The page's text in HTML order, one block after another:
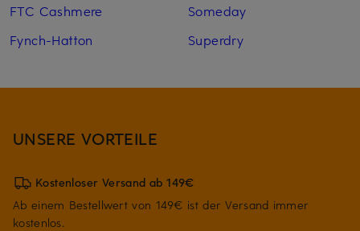
FTC Cashmere
Fynch-Hatton
Someday
Superdry
UNSERE VORTEILE
Kostenloser Versand ab 149€
Ab einem Bestellwert von 149€ ist der Versand immer
kostenlos.